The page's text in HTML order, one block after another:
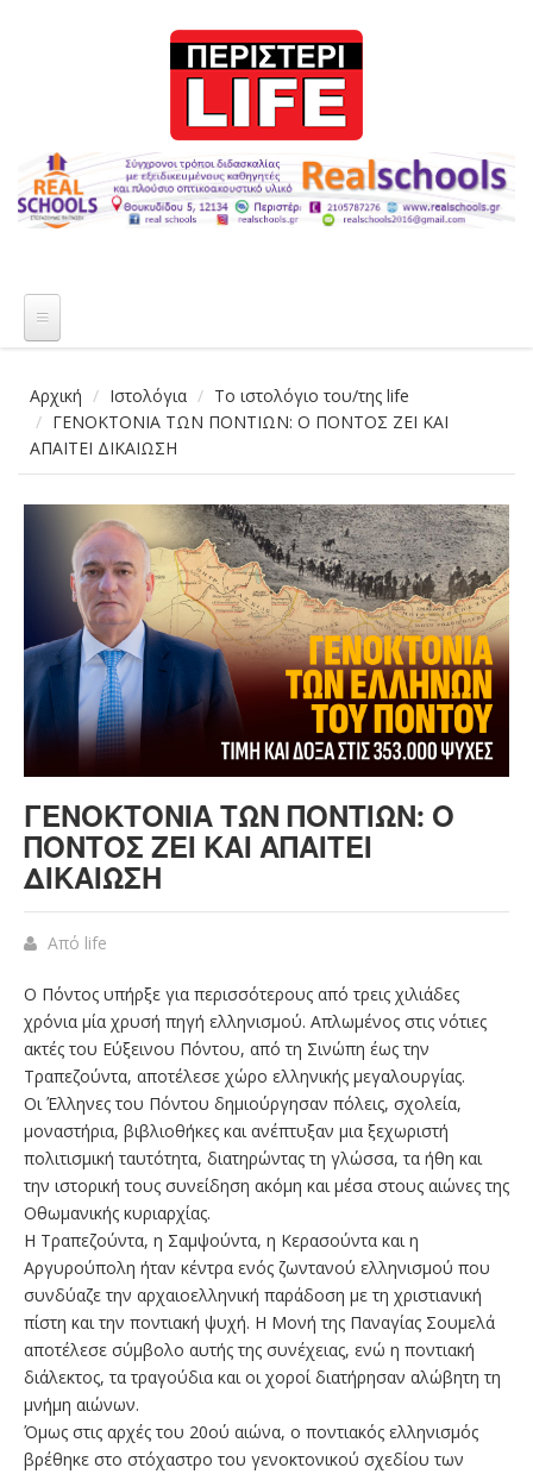
Αρχική Ιστολόγια
Το ιστολόγιο του/της life
ΓΕΝΟΚΤΟΝΙΑ ΤΩΝ ΠΟΝΤΙΩΝ: Ο ΠΟΝΤΟΣ ΖΕΙ ΚΑΙ
ΑΠΑΙΤΕΙ ΔΙΚΑΙΩΣΗ
ΓΕΝΟΚΤΟΝΙΑ ΤΩΝ ΠΟΝΤΙΩΝ: Ο
ΠΟΝΤΟΣ ΖΕΙ ΚΑΙ ΑΠΑΙΤΕΙ
ΔΙΚΑΙΩΣΗ
Από life
Ο Πόντος υπήρξε για περισσότερους από τρεις χιλιάδες
χρόνια μία χρυσή πηγή ελληνισμού. Απλωμένος στις νότιες
ακτές του Εύξεινου Πόντου, από τη Σινώπη έως την
Τραπεζούντα, αποτέλεσε χώρο ελληνικής μεγαλουργίας.
Οι Έλληνες του Πόντου δημιούργησαν πόλεις, σχολεία,
μοναστήρια, βιβλιοθήκες και ανέπτυξαν μια ξεχωριστή
πολιτισμική ταυτότητα, διατηρώντας τη γλώσσα, τα ήθη και
την ιστορική τους συνείδηση ακόμη και μέσα στους αιώνες της
Οθωμανικής κυριαρχίας.
Η Τραπεζούντα, η Σαμψούντα, η Κερασούντα και η
Αργυρούπολη ήταν κέντρα ενός ζωντανού ελληνισμού που
συνδύαζε την αρχαιοελληνική παράδοση με τη χριστιανική
πίστη και την ποντιακή ψυχή. Η Μονή της Παναγίας Σουμελά
αποτέλεσε σύμβολο αυτής της συνέχειας, ενώ η ποντιακή
διάλεκτος, τα τραγούδια και οι χοροί διατήρησαν αλώβητη τη
μνήμη αιώνων.
Όμως στις αρχές του 20ού αιώνα, ο ποντιακός ελληνισμός
βρέθηκε στο στόχαστρο του γενοκτονικού σχεδίου των